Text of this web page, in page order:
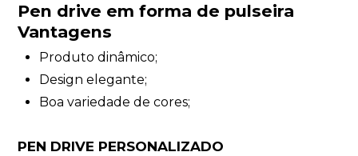
Pen drive em forma de pulseira
Vantagens
Produto dinâmico;
Design elegante;
Boa variedade de cores;
PEN DRIVE PERSONALIZADO